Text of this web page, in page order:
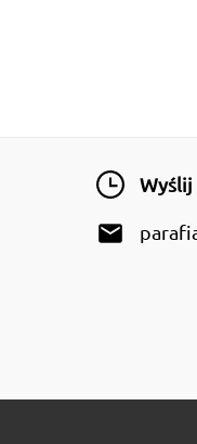
Wyślij
email